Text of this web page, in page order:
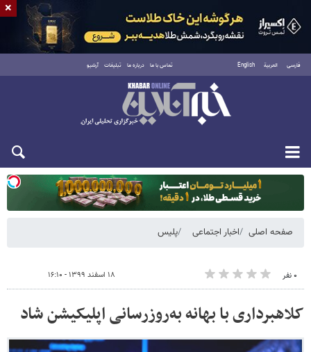
فارسی العربية English تماس با ما درباره ما تبلیغات آرشیو
یکشنبه ۱۸ مرداد ۱۴۰۵
صفحه اصلی اخبار اجتماعی پلیس
۰ نفر ۱۸ اسفند ۱۳۹۹ - ۱۶:۱۰
کلاهبرداری با بهانه به‌روزرسانی اپلیکیشن شاد
×